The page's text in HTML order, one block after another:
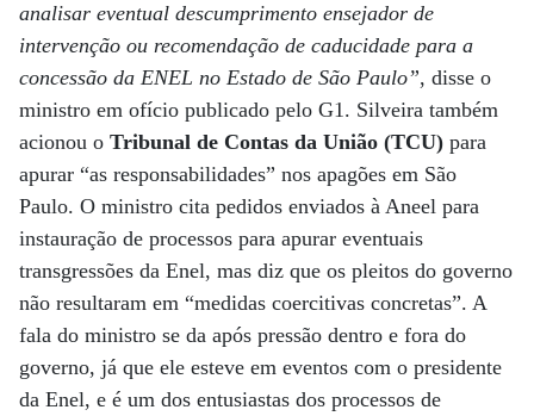
analisar eventual descumprimento ensejador de
intervenção ou recomendação de caducidade para a
concessão da ENEL no Estado de São Paulo”, disse o
ministro em ofício publicado pelo G1. Silveira também
acionou o Tribunal de Contas da União (TCU) para
apurar “as responsabilidades” nos apagões em São
Paulo. O ministro cita pedidos enviados à Aneel para
instauração de processos para apurar eventuais
transgressões da Enel, mas diz que os pleitos do governo
não resultaram em “medidas coercitivas concretas”. A
fala do ministro se da após pressão dentro e fora do
governo, já que ele esteve em eventos com o presidente
da Enel, e é um dos entusiastas dos processos de